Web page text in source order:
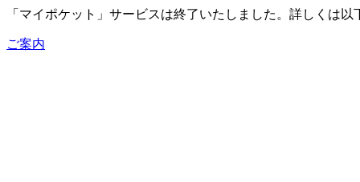
「マイポケット」サービスは終了いたしました。詳しくは
ご案内